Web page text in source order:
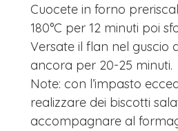
Cuocete in forno
180°C per 12 minuti poi
Versate il flan nel guscio
ancora per 20-25 minuti.
Note: con l’impasto
realizzare dei biscotti
accompagnare al